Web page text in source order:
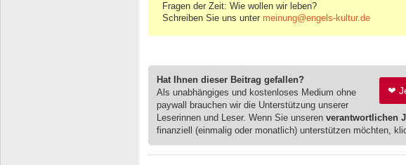
Fragen der Zeit: Wie wollen wir leben?
Schreiben Sie uns unter meinung@engels-kultur.de
❤
Hat Ihnen dieser Beitrag gefallen?
Als unabhängiges und kostenloses Medium ohne
paywall brauchen wir die Unterstützung unserer
Leserinnen und Leser. Wenn Sie unseren verantwortlichen
finanziell (einmalig oder monatlich) unterstützen möchten,